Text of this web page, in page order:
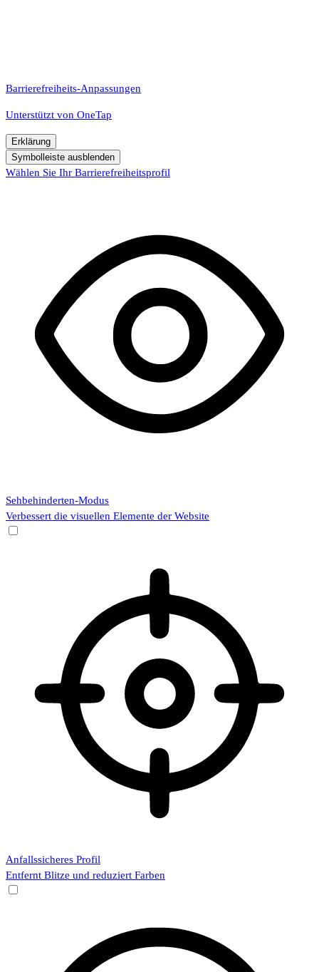
Barrierefreiheits-Anpassungen
Unterstützt von OneTap
Erklärung
Symbolleiste ausblenden
Wählen Sie Ihr Barrierefreiheitsprofil
Sehbehinderten-Modus
Verbessert die visuellen Elemente der Website
Anfallssicheres Profil
Entfernt Blitze und reduziert Farben